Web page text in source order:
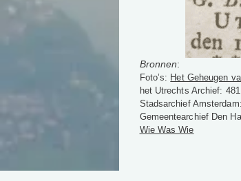
Bronnen:
Foto’s: Het Geheugen
het Utrechts Archief:
Stadsarchief
Gemeentearchief Den
Wie Was Wie